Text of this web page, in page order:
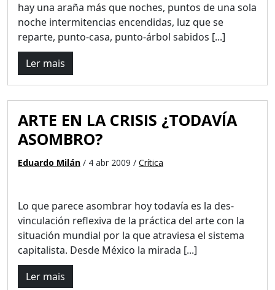
hay una araña más que noches, puntos de una sola
noche intermitencias encendidas, luz que se
reparte, punto-casa, punto-árbol sabidos [...]
Ler mais
ARTE EN LA CRISIS ¿TODAVÍA
ASOMBRO?
Eduardo Milán / 4 abr 2009 / Crítica
Lo que parece asombrar hoy todavía es la des-
vinculación reflexiva de la práctica del arte con la
situación mundial por la que atraviesa el sistema
capitalista. Desde México la mirada [...]
Ler mais